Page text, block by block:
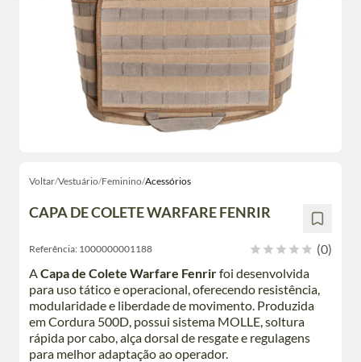
Voltar/Vestuário/Feminino/Acessórios
CAPA DE COLETE WARFARE FENRIR
Referência: 1000000001188
(0)
ACapa de Colete Warfare Fenrirfoi desenvolvida
para uso tático e operacional, oferecendo resistência,
modularidade e liberdade de movimento. Produzida
em Cordura 500D, possui sistema MOLLE, soltura
rápida por cabo, alça dorsal de resgate e regulagens
para melhor adaptação ao operador.